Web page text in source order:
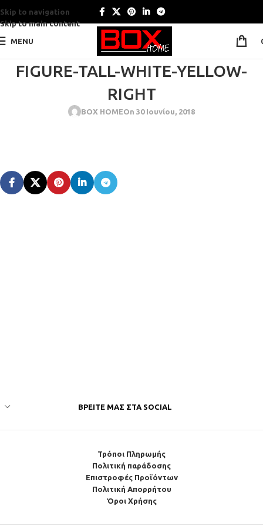
Skip to navigation
Skip to main content
MENU
FIGURE-TALL-WHITE-YELLOW-
RIGHT
BOX HOMEOn 30 Ιουνίου, 2018
ΒΡΕΊΤΕ ΜΑΣ ΣΤΑ SOCIAL
Τρόποι Πληρωμής
Πολιτική παράδοσης
Επιστροφές Προϊόντων
Πολιτική Απορρήτου
Όροι Χρήσης